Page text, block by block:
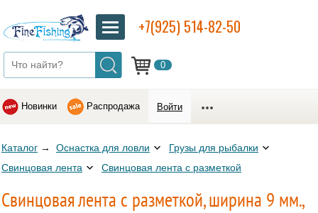
0
+7(925) 514-82-50
Новинки Распродажа Войти
Каталог → Оснастка для ловли
Грузы для рыбалки
Свинцовая лента
Свинцовая лента с разметкой
Свинцовая лента с разметкой, ширина 9 мм.,